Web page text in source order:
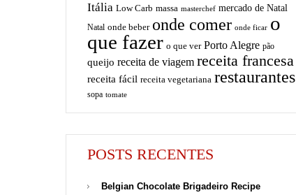
Itália Low Carb massa masterchef mercado de Natal
Natal onde beber onde comer onde ficar o
que fazer o que ver Porto Alegre pão
queijo receita de viagem receita francesa
receita fácil receita vegetariana restaurantes
sopa tomate
POSTS RECENTES
Belgian Chocolate Brigadeiro Recipe